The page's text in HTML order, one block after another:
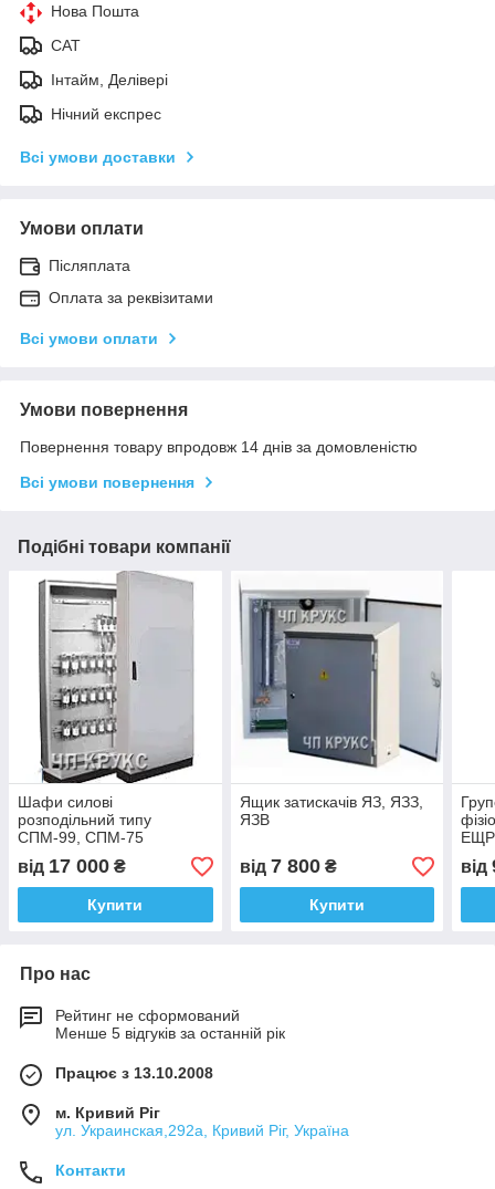
Нова Пошта
САТ
Інтайм, Делівері
Нічний експрес
Всі умови доставки
Умови оплати
Післяплата
Оплата за реквізитами
Всі умови оплати
Умови повернення
Повернення товару впродовж 14 днів за домовленістю
Всі умови повернення
Подібні товари компанії
Шафи силові
розподільний типу
СПМ-99, СПМ-75
від 17 000 ₴
Купити
Ящик затискачів ЯЗ, ЯЗЗ,
ЯЗВ
від 7 800₴
Купити
від
Про нас
Рейтинг не сформований
Менше 5 відгуків за останній рік
Працює з 13.10.2008
м. Кривий Ріг
ул. Украинская,292а, Кривий Ріг, Україна
Контакти